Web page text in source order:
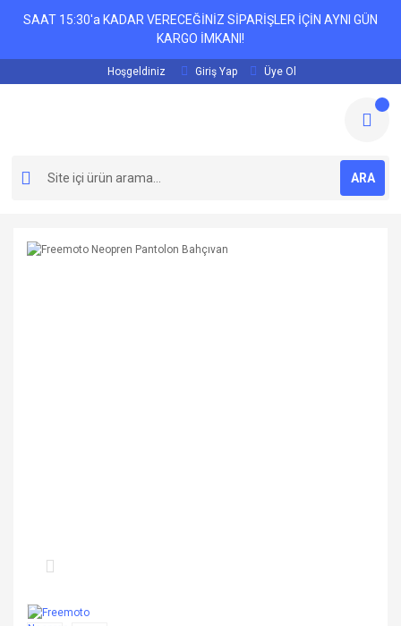
SAAT 15:30'a KADAR VERECEĞİNİZ SİPARİŞLER İÇİN AYNI GÜN
KARGO İMKANI!
Hoşgeldiniz Giriş Yap Üye Ol
ARA